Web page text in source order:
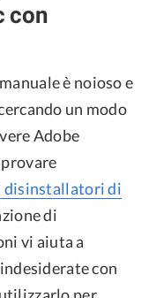
con
è noioso e
un modo
Adobe
disinstallatori di
di
vi aiuta a
con